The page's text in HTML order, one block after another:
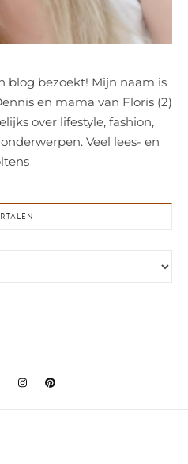
blog bezoekt! Mijn naam is
en mama van Floris (2)
over lifestyle, fashion,
Veel lees- en